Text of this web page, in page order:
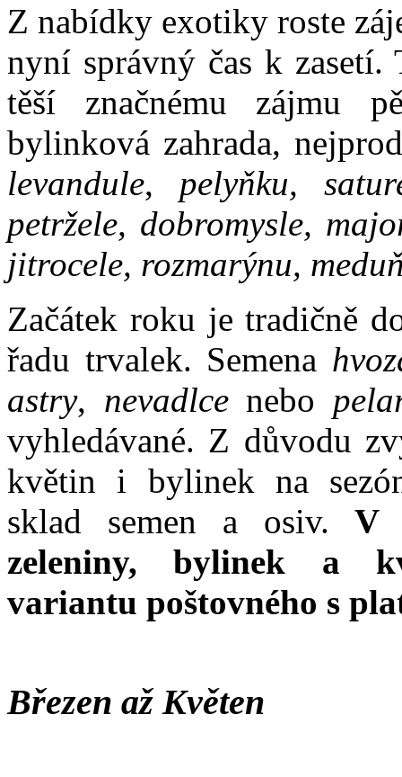
Z nabídky exotiky roste
nyní správný čas k zasetí.
těší značnému zájmu
bylinková zahrada,
levandule, pelyňku,
petržele, dobromysle,
jitrocele, rozmarýnu,
Začátek roku je tradičně
řadu trvalek. Semena
astry, nevadlcenebo
vyhledávané. Z důvodu
květin i bylinek na
sklad semen a osiv. V
zeleniny, bylinek a
variantu poštovného s
Březen až Květen